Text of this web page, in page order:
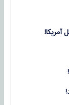
آمریکا!